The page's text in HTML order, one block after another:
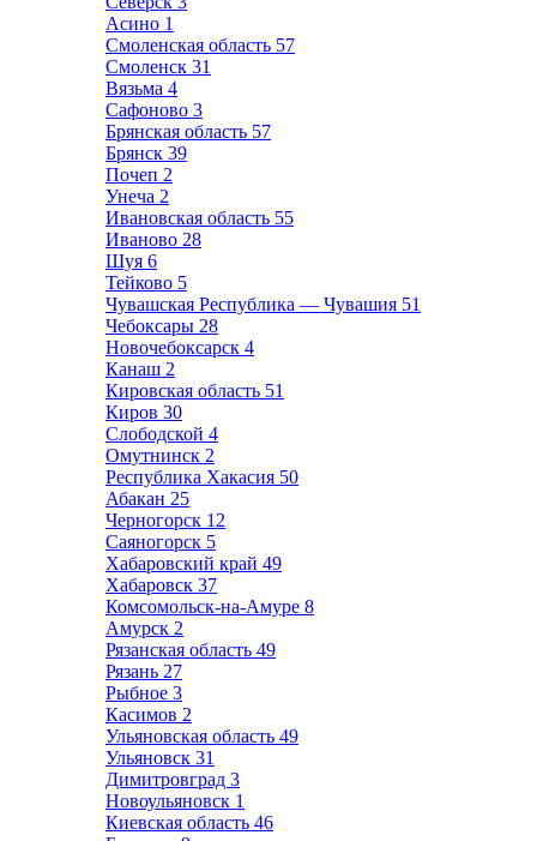
Асино 1
Смоленская область 57
Смоленск 31
Вязьма 4
Сафоново 3
Брянская область 57
Брянск 39
Почеп 2
Унеча 2
Ивановская область 55
Иваново 28
Шуя 6
Тейково 5
Чувашская Республика — Чувашия 51
Чебоксары 28
Новочебоксарск 4
Канаш 2
Кировская область 51
Киров 30
Слободской 4
Омутнинск 2
Республика Хакасия 50
Абакан 25
Черногорск 12
Саяногорск 5
Хабаровский край 49
Хабаровск 37
Комсомольск-на-Амуре 8
Амурск 2
Рязанская область 49
Рязань 27
Рыбное 3
Касимов 2
Ульяновская область 49
Ульяновск 31
Димитровград 3
Новоульяновск 1
Киевская область 46